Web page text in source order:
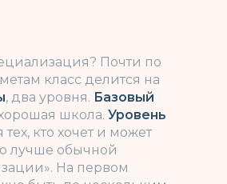
Почти по
класс делится на
, два уровня. Базовый
школа. Уровень
тех, кто хочет и может
лучше обычной
На первом